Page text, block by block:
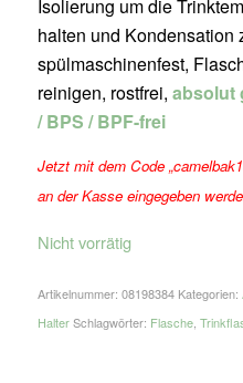
Isolierung um die
halten und Kondensation
spülmaschinenfest,
reinigen, rostfrei, absolut
/ BPS / BPF-frei
Jetzt mit dem Code
an der Kasse eingegeben
Nicht vorrätig
Artikelnummer: 08198384 Kategorien:
Halter Schlagwörter: Flasche,